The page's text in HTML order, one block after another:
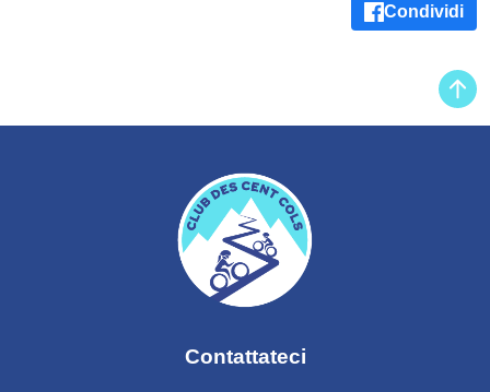
Condividi
Contattateci